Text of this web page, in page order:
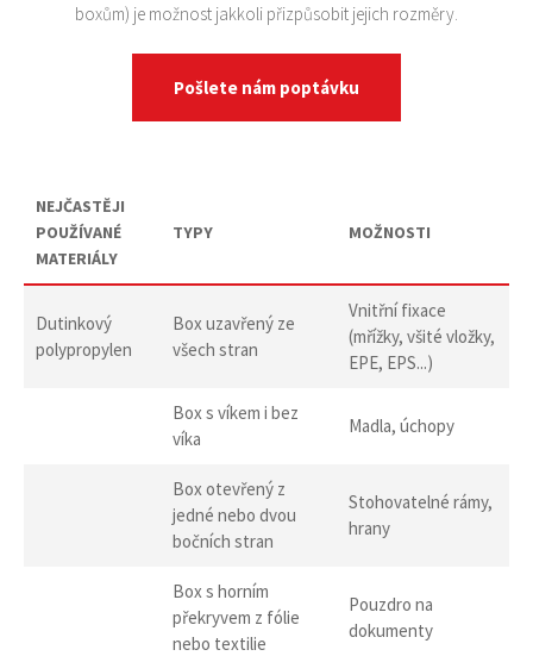
boxům) je možnost jakkoli přizpůsobit jejich rozměry.
Pošlete nám poptávku
NEJČASTĚJI
POUŽÍVANÉ
MATERIÁLY
TYPY MOŽNOSTI
Dutinkový
polypropylen
Box uzavřený ze
všech stran
Vnitřní fixace
(mřížky, všité vložky,
EPE, EPS...)
Box s víkem i bez
víka
Madla, úchopy
Box otevřený z
jedné nebo dvou
bočních stran
Stohovatelné rámy,
hrany
Box s horním
překryvem z fólie
nebo textilie
Pouzdro na
dokumenty